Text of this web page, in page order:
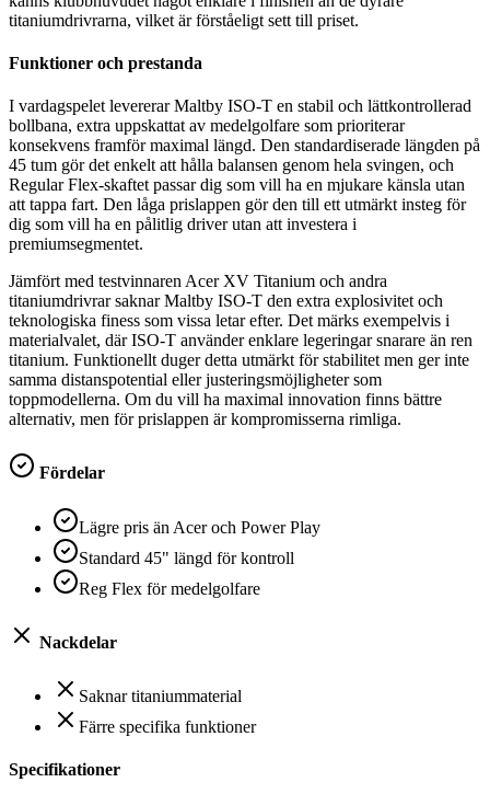
titaniumdrivrarna, vilket är förståeligt sett till priset.
Funktioner och prestanda
I vardagspelet levererar Maltby ISO-T en stabil och lättkontrollerad
bollbana, extra uppskattat av medelgolfare som prioriterar
konsekvens framför maximal längd. Den standardiserade längden på
45 tum gör det enkelt att hålla balansen genom hela svingen, och
Regular Flex-skaftet passar dig som vill ha en mjukare känsla utan
att tappa fart. Den låga prislappen gör den till ett utmärkt insteg för
dig som vill ha en pålitlig driver utan att investera i
premiumsegmentet.
Jämfört med testvinnaren Acer XV Titanium och andra
titaniumdrivrar saknar Maltby ISO-T den extra explosivitet och
teknologiska finess som vissa letar efter. Det märks exempelvis i
materialvalet, där ISO-T använder enklare legeringar snarare än ren
titanium. Funktionellt duger detta utmärkt för stabilitet men ger inte
samma distanspotential eller justeringsmöjligheter som
toppmodellerna. Om du vill ha maximal innovation finns bättre
alternativ, men för prislappen är kompromisserna rimliga.
Fördelar
Lägre pris än Acer och Power Play
Standard 45" längd för kontroll
Reg Flex för medelgolfare
Nackdelar
Saknar titaniummaterial
Färre specifika funktioner
Specifikationer